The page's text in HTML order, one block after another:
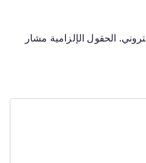
الحقول الإلزامية مشار